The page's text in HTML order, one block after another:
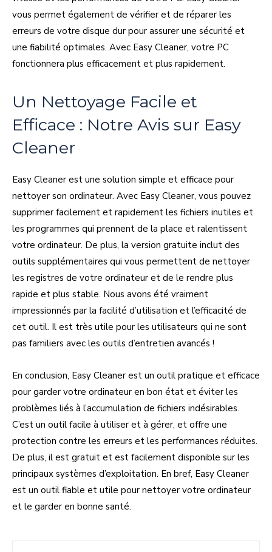
vous permet également de vérifier et de réparer les
erreurs de votre disque dur pour assurer une sécurité et
une fiabilité optimales. Avec Easy Cleaner, votre PC
fonctionnera plus efficacement et plus rapidement.
Un Nettoyage Facile et
Efficace : Notre Avis sur Easy
Cleaner
Easy Cleaner est une solution simple et efficace pour
nettoyer son ordinateur. Avec Easy Cleaner, vous pouvez
supprimer facilement et rapidement les fichiers inutiles et
les programmes qui prennent de la place et ralentissent
votre ordinateur. De plus, la version gratuite inclut des
outils supplémentaires qui vous permettent de nettoyer
les registres de votre ordinateur et de le rendre plus
rapide et plus stable. Nous avons été vraiment
impressionnés par la facilité d’utilisation et l’efficacité de
cet outil. Il est très utile pour les utilisateurs qui ne sont
pas familiers avec les outils d’entretien avancés !
En conclusion, Easy Cleaner est un outil pratique et efficace
pour garder votre ordinateur en bon état et éviter les
problèmes liés à l’accumulation de fichiers indésirables.
C’est un outil facile à utiliser et à gérer, et offre une
protection contre les erreurs et les performances réduites.
De plus, il est gratuit et est facilement disponible sur les
principaux systèmes d’exploitation. En bref, Easy Cleaner
est un outil fiable et utile pour nettoyer votre ordinateur
et le garder en bonne santé.